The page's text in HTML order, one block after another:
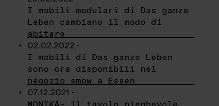
I mobili modulari di Das ganze
Leben cambiano il modo di
abitare
02.02.2022 -
I mobili di Das ganze Leben
sono ora disponibili nel
negozio smow a Essen
07.12.2021 -